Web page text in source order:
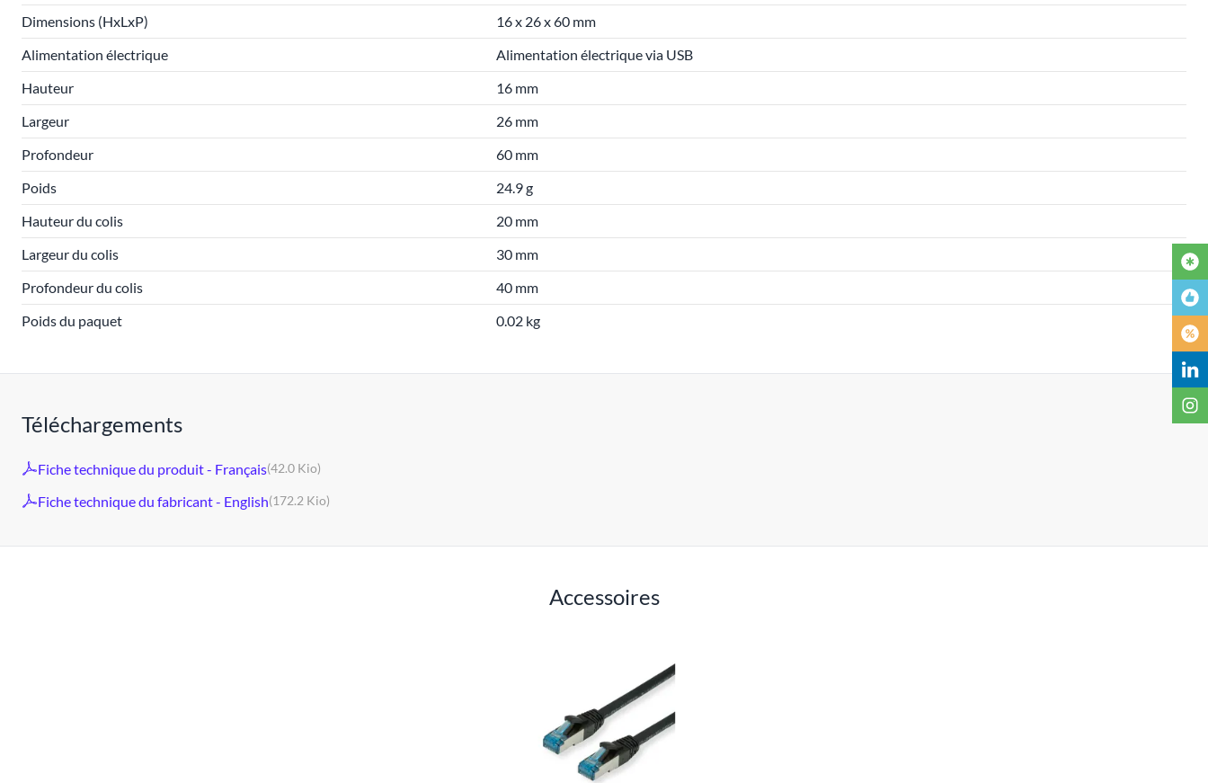
Dimensions (HxLxP)
16 x 26 x 60 mm
Alimentation électrique
Alimentation électrique via USB
Hauteur
16 mm
Largeur
26 mm
Profondeur
60 mm
Poids
24.9 g
Hauteur du colis
20 mm
Largeur du colis
30 mm
Profondeur du colis
40 mm
Poids du paquet
0.02 kg
Téléchargements
Fiche technique du produit - Français(42.0 Kio)
Fiche technique du fabricant - English(172.2 Kio)
Accessoires